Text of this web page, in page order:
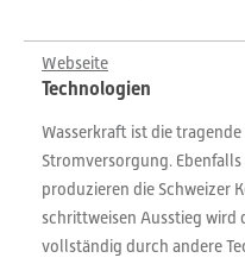
Webseite
Technologien
Wasserkraft ist die tragende
Stromversorgung.
produzieren die Schweizer
schrittweisen Ausstieg wird
vollständig durch andere